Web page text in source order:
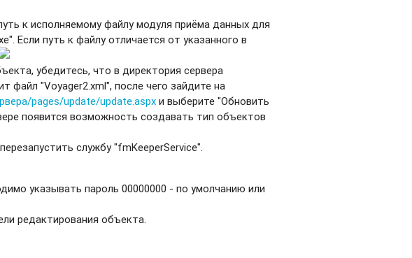
к исполняемому файлу модуля приёма данных для
Если путь к файлу отличается от указанного в
убедитесь, что в директория сервера
файл "Voyager2.xml", после чего зайдите на
pages/update/update.aspx и выберите "Обновить
появится возможность создавать тип объектов
службу "fmKeeperService".
указывать пароль 00000000 - по умолчанию или
редактирования объекта.